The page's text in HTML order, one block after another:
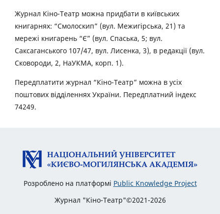
Журнал Кіно-Театр можна придбати в київських
книгарнях: “Смолоскип” (вул. Межигірська, 21) та
мережі книгарень “Є” (вул. Спаська, 5; вул.
Саксаганського 107/47, вул. Лисенка, 3), в редакції (вул.
Сковороди, 2, НаУКМА, корп. 1).
Передплатити журнал “Кіно-Театр” можна в усіх
поштових відділеннях України. Передплатний індекс
74249.
Розроблено на платформі Public Knowledge Project
Журнал "Кіно-Театр"©2021-2026